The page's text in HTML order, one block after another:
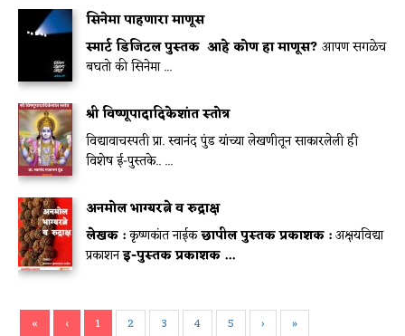
सिनेमा पाहणारा माणूस
स्मार्ट डिजिटल पुस्तक आहे कोण हा माणूस? आपण सगळेच
बघतो की सिनेमा ...
श्री विष्णूपादादिकेशांत स्तोत्र
विद्यावाचस्पती प्रा. स्वानंद पुंड यांच्या लेखणीतून साकारलेली ही
विशेष ई-पुस्तके.. ...
अनमोल भाग्यरत्ने व रुद्राक्ष
लेखक :कृष्णकांत नाईकछापील पुस्तक प्रकाशक :अक्षयविद्या
प्रकाशनइ-पुस्तक प्रकाशक ...
« ‹ 1 2 3 4 5 › »